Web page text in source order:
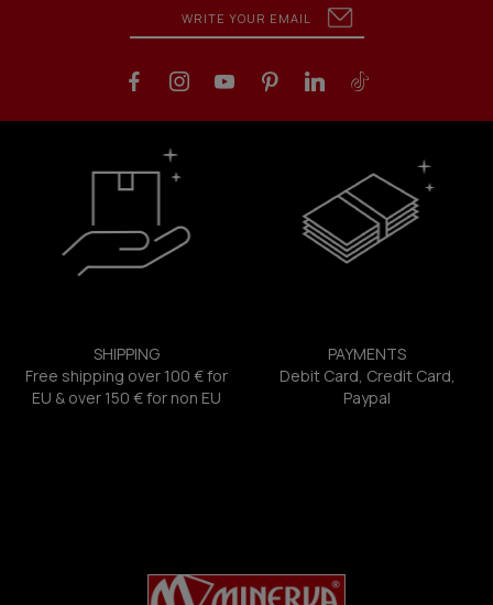
SHIPPING
Free shipping over 100 € for
EU & over 150 € for non EU
PAYMENTS
Debit Card, Credit Card,
Paypal